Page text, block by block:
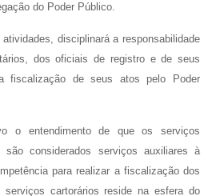
do Poder Público.
disciplinará a responsabilidade
dos oficiais de registro e de seus
fiscalização de seus atos pelo Poder
o entendimento de que os serviços
considerados serviços auxiliares à
para realizar a fiscalização dos
serviços cartorários reside na esfera do